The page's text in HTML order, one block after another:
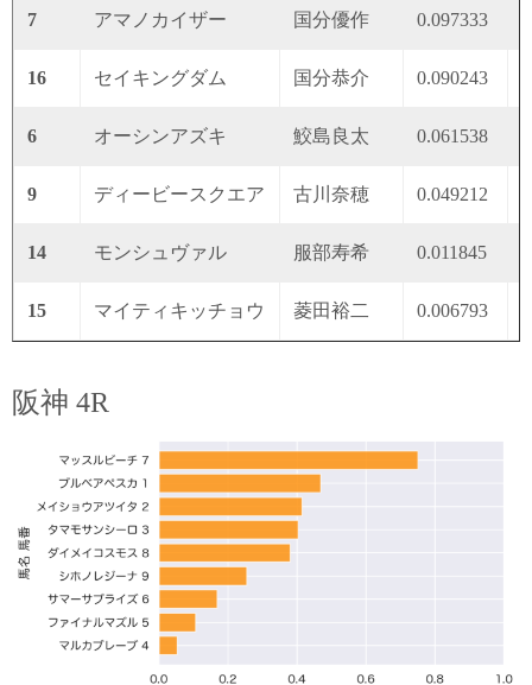
7 アマノカイザー 国分優作 0.097333
16 セイキングダム 国分恭介 0.090243
6 オーシンアズキ 鮫島良太 0.061538
9 ディービースクエア 古川奈穂 0.049212
14 モンシュヴァル 服部寿希 0.011845
15 マイティキッチョウ 菱田裕二 0.006793
阪神 4R